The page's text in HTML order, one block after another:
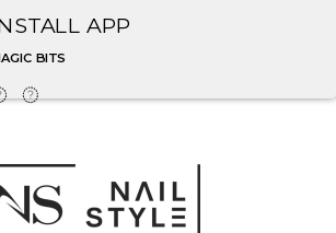
APP
BITS